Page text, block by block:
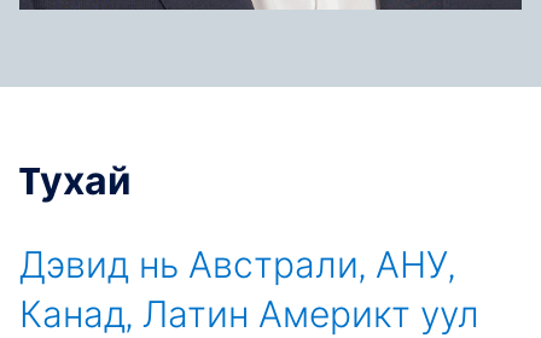
Tухай
Дэвид нь Австрали, АНУ,
Канад, Латин Америкт уул